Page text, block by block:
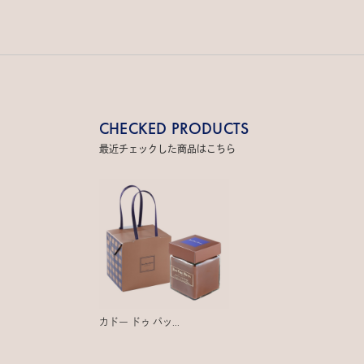
CHECKED PRODUCTS
最近チェックした商品はこちら
カドー ドゥ パッ...